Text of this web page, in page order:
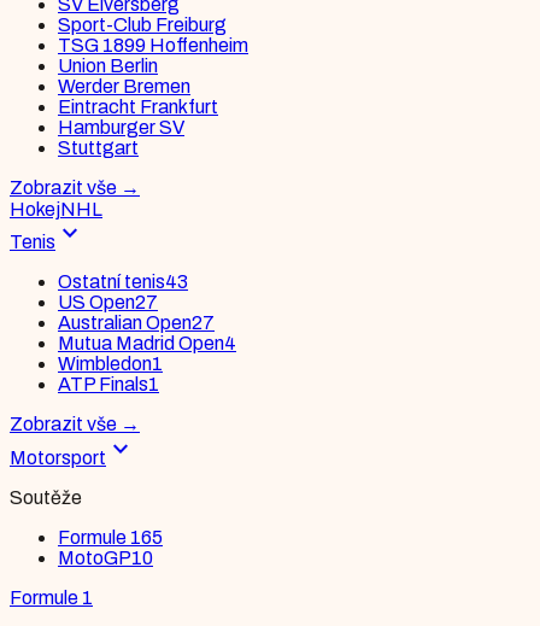
SV Elversberg
Sport-Club Freiburg
TSG 1899 Hoffenheim
Union Berlin
Werder Bremen
Eintracht Frankfurt
Hamburger SV
Stuttgart
Zobrazit vše →
HokejNHL
Tenis expand_more
Ostatní tenis43
US Open27
Australian Open27
Mutua Madrid Open4
Wimbledon1
ATP Finals1
Zobrazit vše →
Motorsport expand_more
Soutěže
Formule 165
MotoGP10
Formule 1